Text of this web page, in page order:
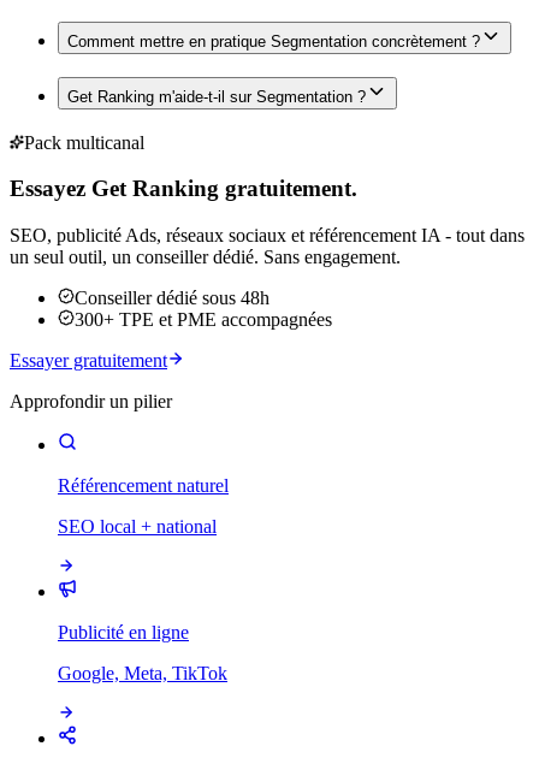
Comment mettre en pratique Segmentation concrètement ?
Get Ranking m'aide-t-il sur Segmentation ?
Pack multicanal
Essayez Get Ranking gratuitement.
SEO, publicité Ads, réseaux sociaux et référencement IA - tout dans
un seul outil, un conseiller dédié. Sans engagement.
Conseiller dédié sous 48h
300+ TPE et PME accompagnées
Essayer gratuitement
Approfondir un pilier
Référencement naturel
SEO local + national
Publicité en ligne
Google, Meta, TikTok